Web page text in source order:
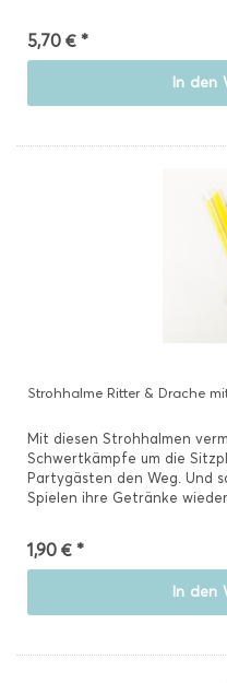
5,70 € *
In den
Strohhalme Ritter & Drache
Mit diesen Strohhalmen
Schwertkämpfe um die
Partygästen den Weg. Und
Spielen ihre Getränke wieder.
1,90 € *
In den